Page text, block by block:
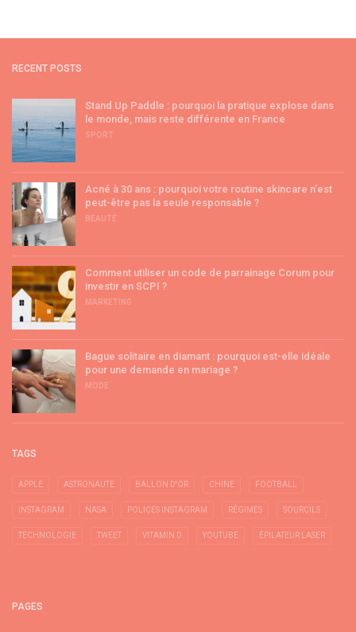
RECENT POSTS
Stand Up Paddle : pourquoi la pratique explose dans
le monde, mais reste différente en France
SPORT
Acné à 30 ans : pourquoi votre routine skincare n’est
peut-être pas la seule responsable ?
BEAUTÉ
Comment utiliser un code de parrainage Corum pour
investir en SCPI ?
MARKETING
Bague solitaire en diamant : pourquoi est-elle idéale
pour une demande en mariage ?
MODE
TAGS
APPLE ASTRONAUTE BALLON D'OR CHINE FOOTBALL
INSTAGRAM NASA POLICES INSTAGRAM RÉGIMES SOURCILS
TECHNOLOGIE TWEET VITAMIN D YOUTUBE ÉPILATEUR LASER
PAGES